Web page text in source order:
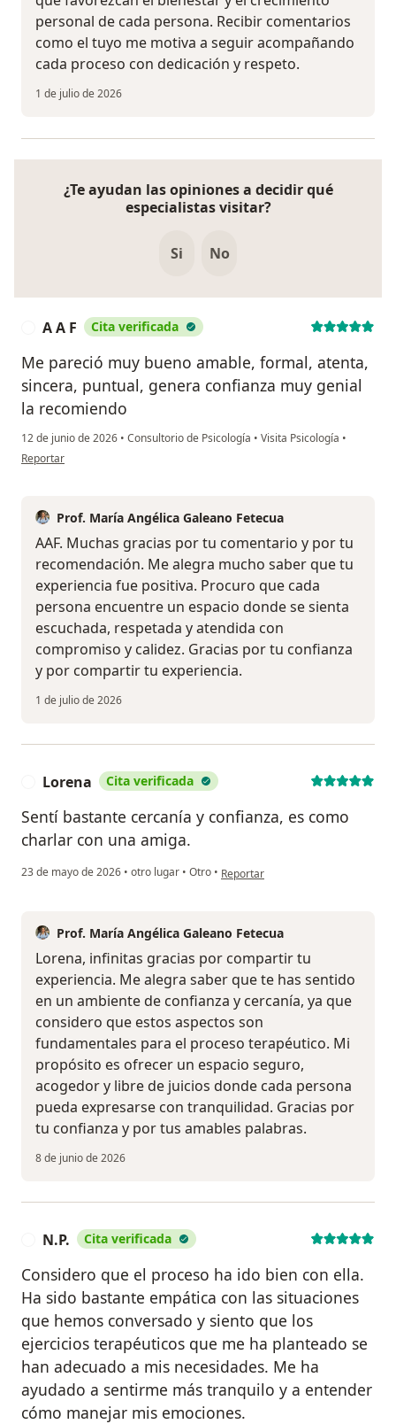
personal de cada persona. Recibir comentarios
como el tuyo me motiva a seguir acompañando
cada proceso con dedicación y respeto.
1 de julio de 2026
¿Te ayudan las opiniones a decidir qué
especialistas visitar?
Si No
A A F Cita verificada
Me pareció muy bueno amable, formal, atenta,
sincera, puntual, genera confianza muy genial
la recomiendo
12 de junio de 2026 • Consultorio de Psicología • Visita Psicología •
en opinión del usuario A A F
Reportar
Prof. María Angélica Galeano Fetecua
AAF. Muchas gracias por tu comentario y por tu
recomendación. Me alegra mucho saber que tu
experiencia fue positiva. Procuro que cada
persona encuentre un espacio donde se sienta
escuchada, respetada y atendida con
compromiso y calidez. Gracias por tu confianza
y por compartir tu experiencia.
1 de julio de 2026
Lorena Cita verificada
Sentí bastante cercanía y confianza, es como
charlar con una amiga.
23 de mayo de 2026 • otro lugar • Otro • en opinión del usuario Lorena
Reportar
Prof. María Angélica Galeano Fetecua
Lorena, infinitas gracias por compartir tu
experiencia. Me alegra saber que te has sentido
en un ambiente de confianza y cercanía, ya que
considero que estos aspectos son
fundamentales para el proceso terapéutico. Mi
propósito es ofrecer un espacio seguro,
acogedor y libre de juicios donde cada persona
pueda expresarse con tranquilidad. Gracias por
tu confianza y por tus amables palabras.
8 de junio de 2026
N.P. Cita verificada
Considero que el proceso ha ido bien con ella.
Ha sido bastante empática con las situaciones
que hemos conversado y siento que los
ejercicios terapéuticos que me ha planteado se
han adecuado a mis necesidades. Me ha
ayudado a sentirme más tranquilo y a entender
cómo manejar mis emociones.